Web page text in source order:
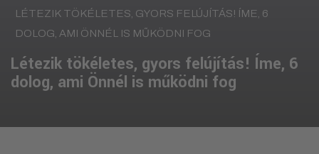
LÉTEZIK TÖKÉLETES, GYORS FELÚJÍTÁS! ÍME, 6
DOLOG, AMI ÖNNÉL IS MŰKÖDNI FOG
Létezik tökéletes, gyors felújítás! Íme, 6
dolog, ami Önnél is működni fog